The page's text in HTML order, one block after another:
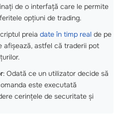
de o interfață care le permite
opțiuni de trading.
preia date în timp real de pe
afișează, astfel că traderii pot
: Odată ce un utilizator decide să
este executată
cerințele de securitate și